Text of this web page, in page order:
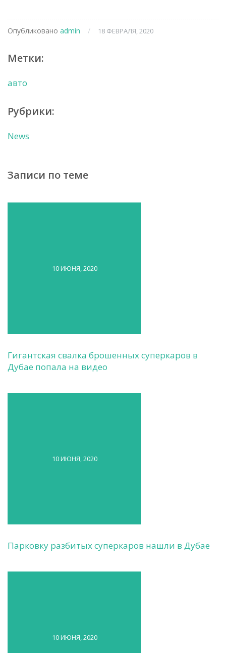
Опубликовано admin / 18 ФЕВРАЛЯ, 2020
Метки:
авто
Рубрики:
News
Записи по теме
10 ИЮНЯ, 2020
Гигантская свалка брошенных суперкаров в
Дубае попала на видео
10 ИЮНЯ, 2020
Парковку разбитых суперкаров нашли в Дубае
10 ИЮНЯ, 2020